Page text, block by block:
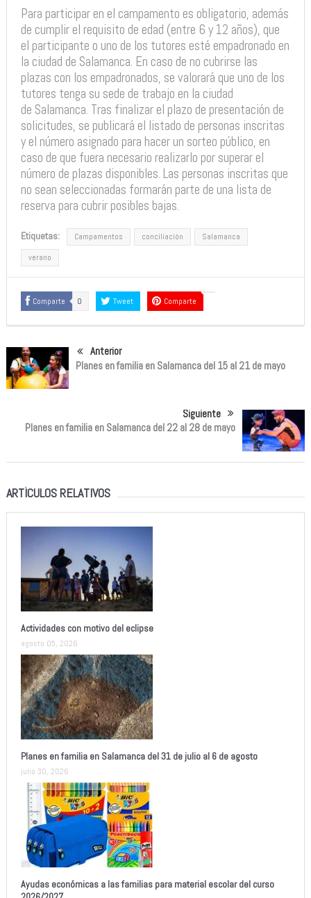
Para participar en el campamento es obligatorio, además
de cumplir el requisito de edad (entre 6 y 12 años), que
el participante o uno de los tutores esté empadronado en
la ciudad de Salamanca. En caso de no cubrirse las
plazas con los empadronados, se valorará que uno de los
tutores tenga su sede de trabajo en la ciudad
de Salamanca. Tras finalizar el plazo de presentación de
solicitudes, se publicará el listado de personas inscritas
y el número asignado para hacer un sorteo público, en
caso de que fuera necesario realizarlo por superar el
número de plazas disponibles. Las personas inscritas que
no sean seleccionadas formarán parte de una lista de
reserva para cubrir posibles bajas.
Etiquetas: Campamentos conciliación
Salamanca
verano
Comparte 0 Tweet Comparte
Anterior
Planes en familia en Salamanca del 15 al 21 de mayo
Siguiente
Planes en familia en Salamanca del 22 al 28 de mayo
ARTÍCULOS RELATIVOS
Actividades con motivo del eclipse
agosto 05, 2026
Planes en familia en Salamanca del 31 de julio al 6 de agosto
julio 30, 2026
Ayudas económicas a las familias para material escolar del curso